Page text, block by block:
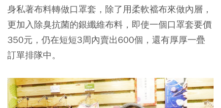
身私著布料轉做口罩套，除了用柔軟襠布來做內層，
更加入除臭抗菌的銀纖維布料，即使一個口罩套要價
350元，仍在短短3周內賣出600個，還有厚厚一疊
訂單排隊中。